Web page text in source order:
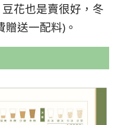
花也是賣很好，冬
送一配料)。